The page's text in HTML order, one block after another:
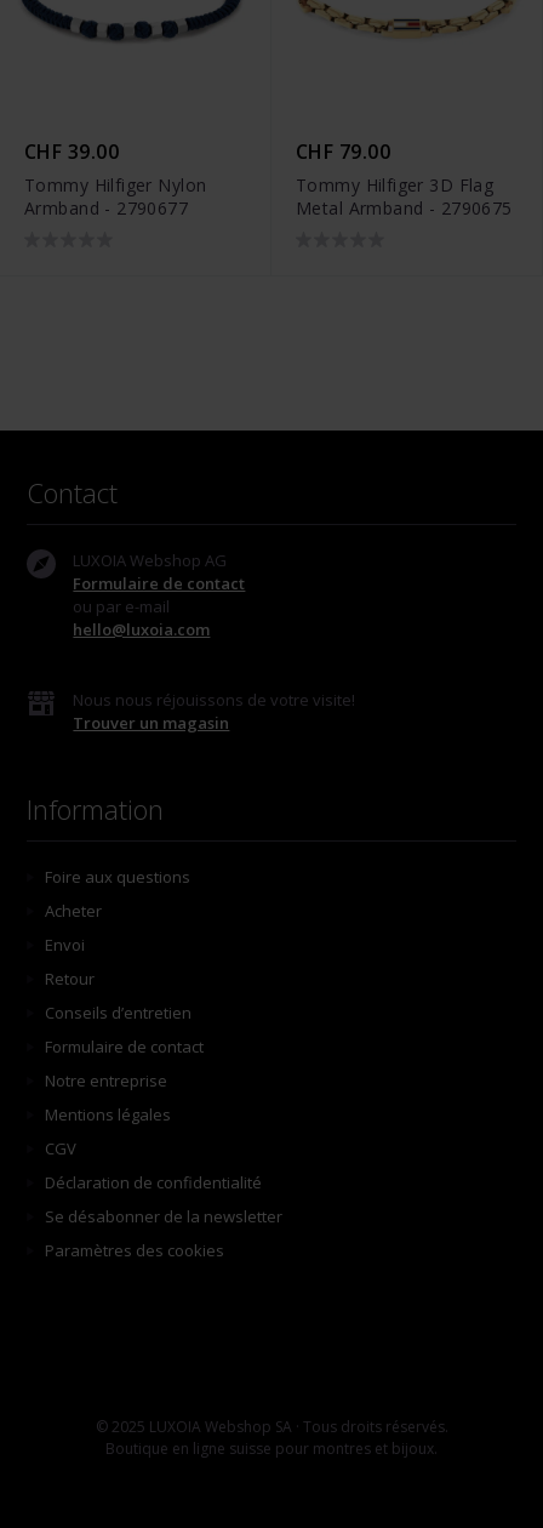
CHF 39.00
Tommy Hilfiger Nylon
Armband - 2790677
CHF 79.00
Tommy Hilfiger 3D Flag
Metal Armband - 2790675
Contact
LUXOIA Webshop AG
Formulaire de contact
ou par e-mail
hello@luxoia.com
Nous nous réjouissons de votre visite!
Trouver un magasin
Information
Foire aux questions
Acheter
Envoi
Retour
Conseils d’entretien
Formulaire de contact
Notre entreprise
Mentions légales
CGV
Déclaration de confidentialité
Se désabonner de la newsletter
Paramètres des cookies
© 2025 LUXOIA Webshop SA · Tous droits réservés.
Boutique en ligne suisse pour montres et bijoux.